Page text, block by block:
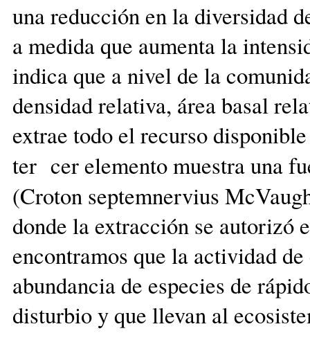
una reducción en la diversidad
a medida que aumenta la
indica que a nivel de la
densidad relativa, área basal
extrae todo el recurso
ter cer elemento muestra una
(Croton septemnervius
donde la extracción se autorizó
encontramos que la actividad
abundancia de especies de
disturbio y que llevan al